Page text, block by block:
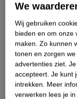
Etiketinformatie
Nature Impact
We
Wij gebruiken
bieden en om onze
maken. Zo kunnen
tonen en zorgen
advertenties ziet.
accepteert. Je kunt
intrekken. Meer
verwerken lees je in